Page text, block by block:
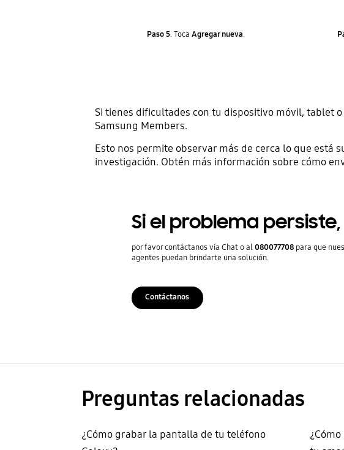
Paso 5. Toca Agregar nueva.
Si tienes dificultades con tu dispositivo móvil, tablet
Samsung Members.
Esto nos permite observar más de cerca lo que está
investigación. Obtén más información sobre cómo
Si el problema persiste,
por favor contáctanos vía Chat o al080077708para que
agentes puedan brindarte una solución.
Contáctanos
Preguntas relacionadas
¿Cómo grabar la pantalla de tu teléfono